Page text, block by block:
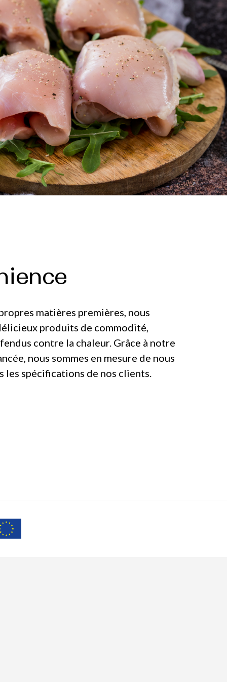
matières premières, nous
produits de commodité,
contre la chaleur. Grâce à notre
nous sommes en mesure de nous
les spécifications de nos clients.